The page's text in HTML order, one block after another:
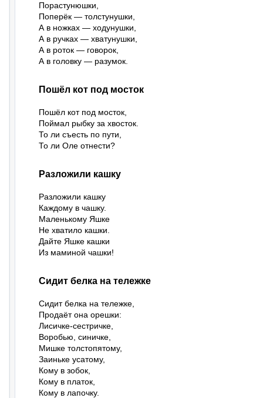
Порастунюшки,
Поперёк — толстунушки,
А в ножках — ходунушки,
А в ручках — хватунушки,
А в роток — говорок,
А в головку — разумок.
Пошёл кот под мосток
Пошёл кот под мосток,
Поймал рыбку за хвосток.
То ли съесть по пути,
То ли Оле отнести?
Разложили кашку
Разложили кашку
Каждому в чашку.
Маленькому Яшке
Не хватило кашки.
Дайте Яшке кашки
Из маминой чашки!
Сидит белка на тележке
Сидит белка на тележке,
Продаёт она орешки:
Лисичке-сестричке,
Воробью, синичке,
Мишке толстопятому,
Заиньке усатому,
Кому в зобок,
Кому в платок,
Кому в лапочку.